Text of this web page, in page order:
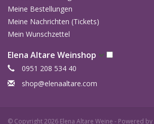
Meine Bestellungen
Meine Nachrichten (Tickets)
Mein Wunschzettel
Elena Altare Weinshop
0951 208 534 40
shop@elenaaltare.com
© Copyright 2026 Elena Altare Weine - Powered by